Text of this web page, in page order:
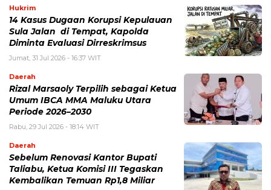
Hukrim
14 Kasus Dugaan Korupsi Kepulauan
Sula Jalan di Tempat, Kapolda
Diminta Evaluasi Dirreskrimsus
Jumat, 31 Jul 2026 - 16:37 WIT
Daerah
Rizal Marsaoly Terpilih sebagai Ketua
Umum IBCA MMA Maluku Utara
Periode 2026–2030
Rabu, 29 Jul 2026 - 18:14 WIT
Daerah
Sebelum Renovasi Kantor Bupati
Taliabu, Ketua Komisi III Tegaskan
Kembalikan Temuan Rp1,8 Miliar